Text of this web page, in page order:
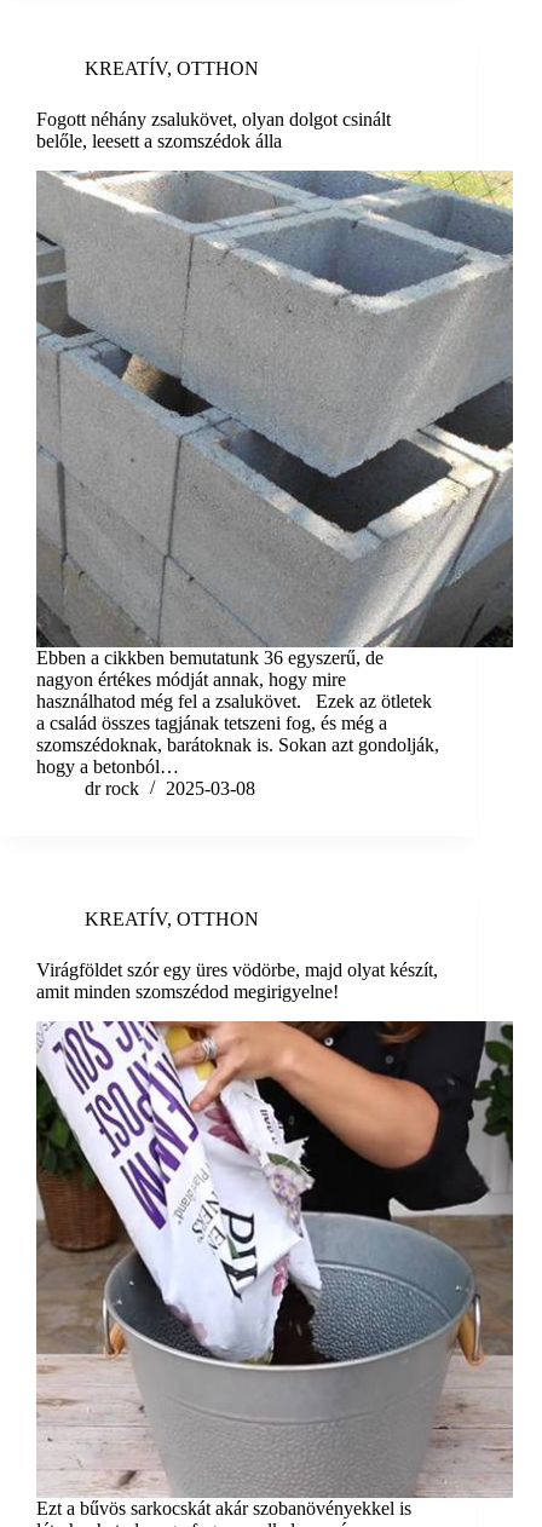
KREATÍV, OTTHON
Fogott néhány zsalukövet, olyan dolgot csinált
belőle, leesett a szomszédok álla
Ebben a cikkben bemutatunk 36 egyszerű, de
nagyon értékes módját annak, hogy mire
használhatod még fel a zsalukövet. Ezek az ötletek
a család összes tagjának tetszeni fog, és még a
szomszédoknak, barátoknak is. Sokan azt gondolják,
hogy a betonból…
dr rock
2025-03-08
KREATÍV, OTTHON
Virágföldet szór egy üres vödörbe, majd olyat készít,
amit minden szomszédod megirigyelne!
Ezt a bűvös sarkocskát akár szobanövényekkel is